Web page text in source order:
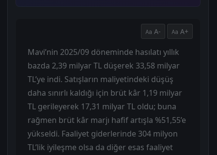
A- A+
Mavi’nin 2025/09 döneminde hasılatı yıllık
bazda 2,39 milyar TL düşerek 33,58 milyar
TL’ye indi. Satışların maliyetindeki düşüş
daha sınırlı kaldığı için brüt kâr 1,19 milyar
TL gerileyerek 17,31 milyar TL oldu; buna
rağmen brüt kâr marjı hafif artışla %51,55’e
yükseldi. Faaliyet giderlerinde 304 milyon
TL’lik iyileşme olsa da diğer esas faaliyet